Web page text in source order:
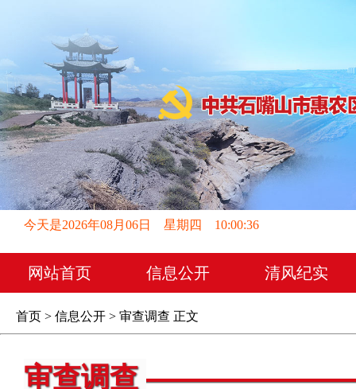
今天是2026年08月06日 星期四 10:00:37
网站首页 信息公开 清风纪实
首页 > 信息公开 > 审查调查 正文
审查调查